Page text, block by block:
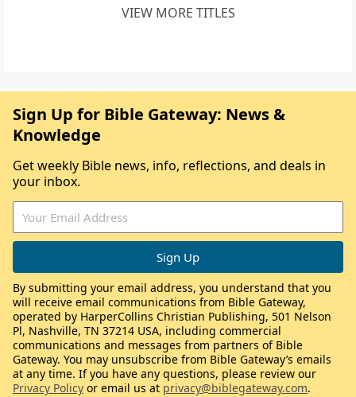
VIEW MORE TITLES
Sign Up for Bible Gateway: News &
Knowledge
Get weekly Bible news, info, reflections, and deals in
your inbox.
By submitting your email address, you understand that you
will receive email communications from Bible Gateway,
operated by HarperCollins Christian Publishing, 501 Nelson
Pl, Nashville, TN 37214 USA, including commercial
communications and messages from partners of Bible
Gateway. You may unsubscribe from Bible Gateway’s emails
at any time. If you have any questions, please review our
Privacy Policy or email us at privacy@biblegateway.com.